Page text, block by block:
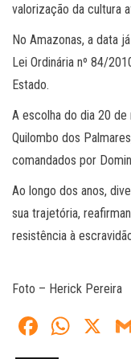
valorização da cultura
No Amazonas, a data
Lei Ordinária nº 84/
Estado.
A escolha do dia 20
Quilombo dos
comandados por
Ao longo dos anos,
sua trajetória,
resistência à
Foto – Herick Pereira
Fa
ce
W
X